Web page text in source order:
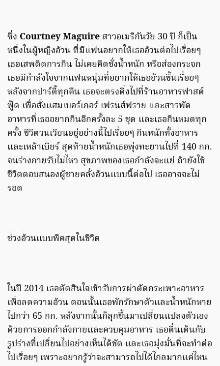
ซึ่ง Courtney Maguire สาวอเมริกันวัย 30 ปี ก็เป็น
หนึ่งในผู้หญิงอ้วน ที่มีแฟนอยากให้เธออ้วนต่อไปเรื่อยๆ
เธอเสพติดการกิน ไม่เคยคิดชั่งน้ำหนัก หรือส่องกระจก
เธอมีกำลังใจจากแฟนหนุ่มที่อยากให้เธออ้วนขึ้นเรื่อยๆ
หลังจากปาร์ตี้ทุกคืน เธอจะตรงดิ่งไปที่ร้านอาหารฟาสต์
ฟู้ด เพื่อสั่งแฮมเบอร์เกอร์ เฟรนส์ฟราย และสารพัด
อาหารที่เธออยากกินอีกครั้งละ 5 ชุด และเธอกินหมดทุก
ครั้ง ชีวิตวนเวียนอยู่อย่างนี้ไปเรื่อยๆ กินหนักทั้งอาหาร
และเหล้าเบียร์ สุดท้ายน้ำหนักเธอพุ่งทะยานไปที่ 140 กก.
จนร่างกายรับไม่ไหว สุขภาพของเธอกำลังจะแย่ ถ้ายังใช้
ชีวิตตอบสนองผู้ชายคลั่งอ้วนแบบนี้ต่อไป เธออาจจะไม่
รอด
ช่วงอ้วนแบบพีคสุดในชีวิต
ในปี 2014 เธอตัดสินใจเข้ารับการผ่าตัดกระเพาะอาหาร
เพื่อลดความอ้วน ตอนนั้นเธอพักรักษาตัวและน้ำหนักหาย
ไปกว่า 65 กก. หลังจากนั้นก็ลุกขึ้นมาเปลี่ยนแปลงตัวเอง
ด้วยการออกกำลังกายและควบคุมอาหาร เธอตื่นเต้นกับ
รูปร่างที่เปลี่ยนไปอย่างเห็นได้ชัด และเธอมุ่งมั่นที่จะทำต่อ
ไปเรื่อยๆ เพราะอยากรู้ว่าจะสามารถไปได้ไกลมากแค่ไหน